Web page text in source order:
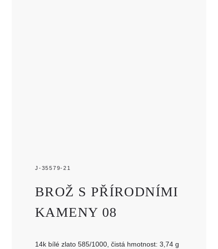
J-35579-21
BROŽ S PŘÍRODNÍMI
KAMENY 08
14k bílé zlato 585/1000, čistá hmotnost: 3,74 g